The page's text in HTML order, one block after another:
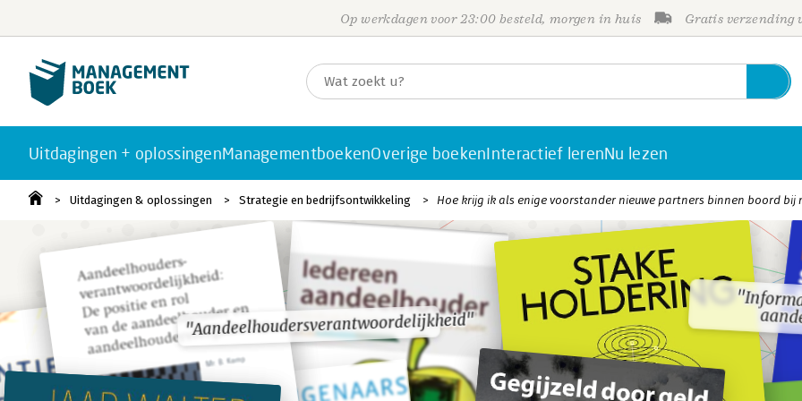
Op werkdagen voor 23:00 besteld, morgen in huis Gratis verzending
Uitdagingen + oplossingenManagementboekenOverige boekenInteractief lerenNu lezen
Uitdagingen & oplossingen Strategie en bedrijfsontwikkeling Hoe krijg ik als enige voorstander nieuwe partners binnen boord bij
"Aandeelhoudersverantwoordelijkheid"
"Aandeelhoudersverantwoordelijkheid"